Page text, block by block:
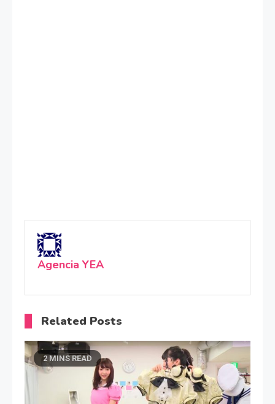
Agencia YEA
Related Posts
2 MINS READ